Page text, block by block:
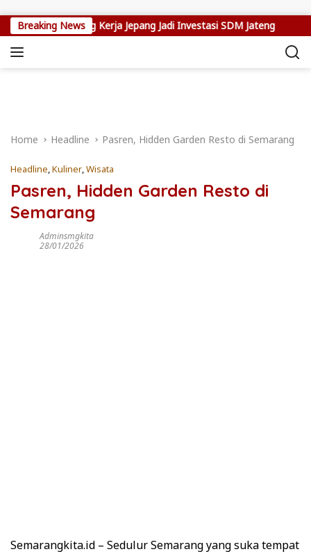
Breaking News
Magang Kerja Jepang Jadi Investasi SDM Jateng
Home Headline Pasren, Hidden Garden Resto di Semarang
Headline,Kuliner,Wisata
Pasren, Hidden Garden Resto di
Semarang
Adminsmgkita
28/01/2026
Semarangkita.id – Sedulur Semarang yang suka tempat